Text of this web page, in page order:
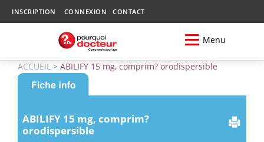
INSCRIPTION CONNEXION CONTACT
Menu
ACCUEIL > ABILIFY 15 mg, comprim? orodispersible
ABILIFY 15 mg, comprim?
orodispersible